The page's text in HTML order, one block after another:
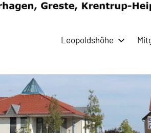
Leopoldshöhe